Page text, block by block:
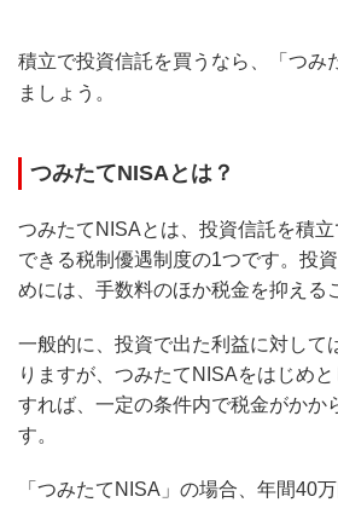
積立で投資信託を買うなら、「つみ
ましょう。
つみたてNISAとは？
つみたてNISAとは、投資信託を積
できる税制優遇制度の1つです。投
めには、手数料のほか税金を抑える
一般的に、投資で出た利益に対して
りますが、つみたてNISAをはじめ
すれば、一定の条件内で税金がかか
す。
「つみたてNISA」の場合、年間40